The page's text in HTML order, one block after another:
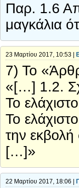
Παρ. 1.6
μαγκάλια
23 Μαρτίου 2017, 10:53 |
7) Το
«[…] 1.2.
Το
Το
την εκβολή
[…]»
22 Μαρτίου 2017, 18:06 |